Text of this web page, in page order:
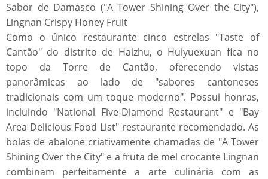
Sabor de Damasco ("A Tower Shining Over the City"),
Lingnan Crispy Honey Fruit
Como o único restaurante cinco estrelas "Taste of
Cantão" do distrito de Haizhu, o Huiyuexuan fica no
topo da Torre de Cantão, oferecendo vistas
panorâmicas ao lado de "sabores cantoneses
tradicionais com um toque moderno". Possui honras,
incluindo "National Five-Diamond Restaurant" e "Bay
Area Delicious Food List" restaurante recomendado. As
bolas de abalone criativamente chamadas de "A Tower
Shining Over the City" e a fruta de mel crocante Lingnan
combinam perfeitamente a arte culinária com as